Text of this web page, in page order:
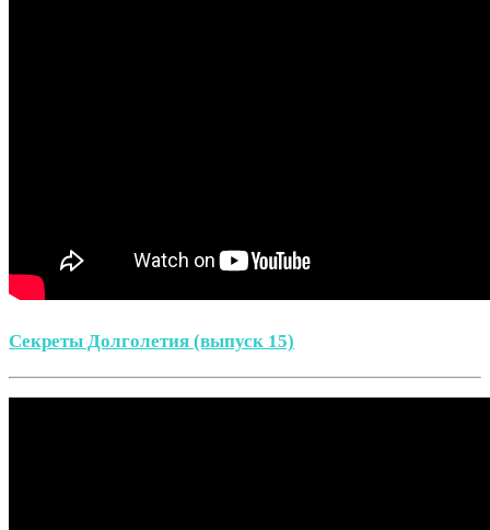
Секреты Долголетия (выпуск 15)